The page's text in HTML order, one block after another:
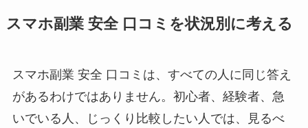
スマホ副業 安全 口コミを状況別に考える
スマホ副業 安全 口コミは、すべての人に同じ答え
があるわけではありません。初心者、経験者、急
いでいる人、じっくり比較したい人では、見るべ